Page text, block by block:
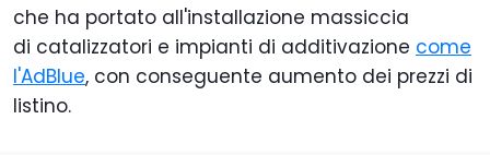
che ha portato all'installazione massiccia
di catalizzatori e impianti di additivazione come
l'AdBlue, con conseguente aumento dei prezzi di
listino.